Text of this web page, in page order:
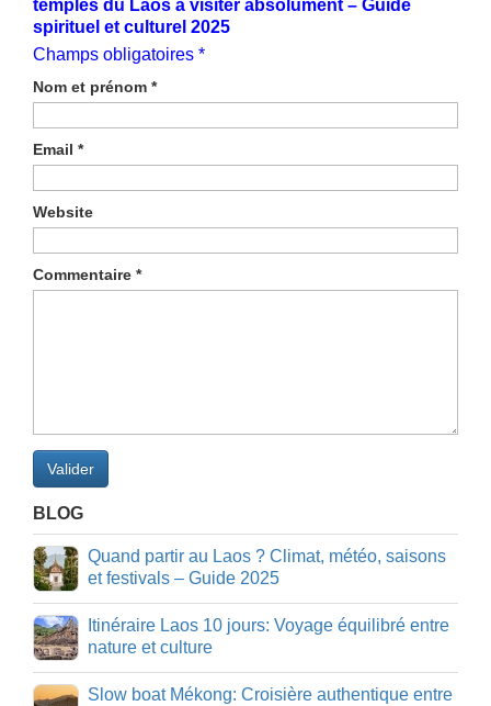
temples du Laos à visiter absolument – Guide
spirituel et culturel 2025
Champs obligatoires *
Nom et prénom *
Email *
Website
Commentaire *
Valider
BLOG
Quand partir au Laos ? Climat, météo, saisons
et festivals – Guide 2025
Itinéraire Laos 10 jours: Voyage équilibré entre
nature et culture
Slow boat Mékong: Croisière authentique entre